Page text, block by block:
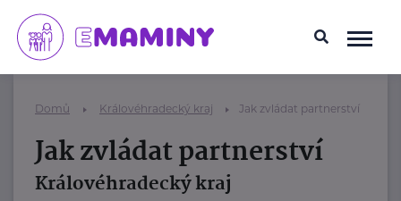
Domů Královéhradecký kraj Jak zvládat partnerství
Jak zvládat partnerství
Královéhradecký kraj